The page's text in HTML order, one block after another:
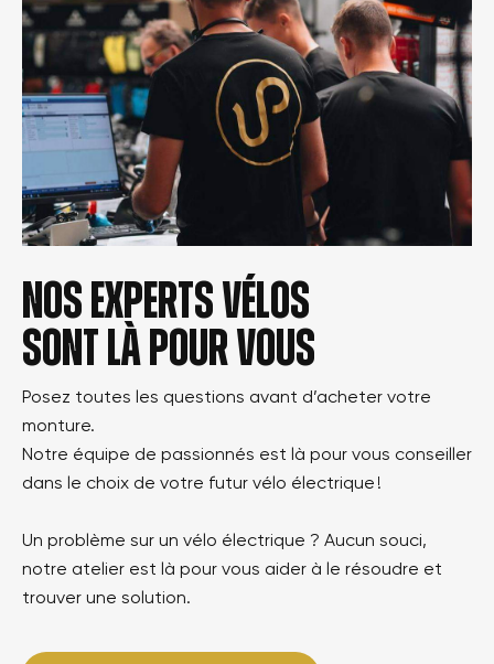
Nos experts vélos
sont là pour vous
Posez toutes les questions avant d’acheter votre
monture.
Notre équipe de passionnés est là pour vous conseiller
dans le choix de votre futur vélo électrique !
Un problème sur un vélo électrique ? Aucun souci,
notre atelier est là pour vous aider à le résoudre et
trouver une solution.